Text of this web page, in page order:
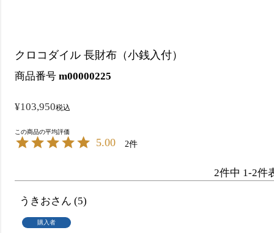
クロコダイル 長財布（小銭入付）
商品番号 m00000225
¥103,950税込
5.00 2
2件中 1-2件
うきお 5
購入者